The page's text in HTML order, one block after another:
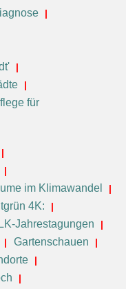
für
im Klimawandel
4K:
Jahrestagungen
Gartenschauen